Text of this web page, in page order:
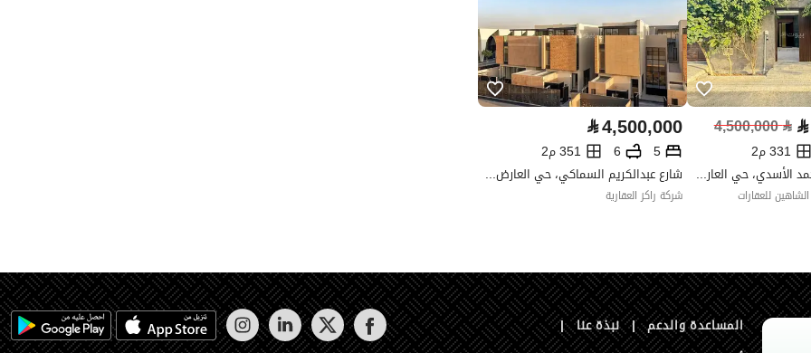
الإجتماعي ،لوحة اعلانية ،أخرى
العقار مقيد
لا
رقم الأرض
199/2
ملاحظات
-
⃁
⃁
4,500,000
331 م2
شارع محمد بن أحمد الأسدي، حي العارض، شمال الرياض، الرياض
للعقارات
⃁4,500,000
5
6
351 م2
شارع عبدالكريم السماكي، حي العارض، شمال الرياض، الرياض
شركة راكز العقارية
المساعدة والدعم | نبذة عنا |